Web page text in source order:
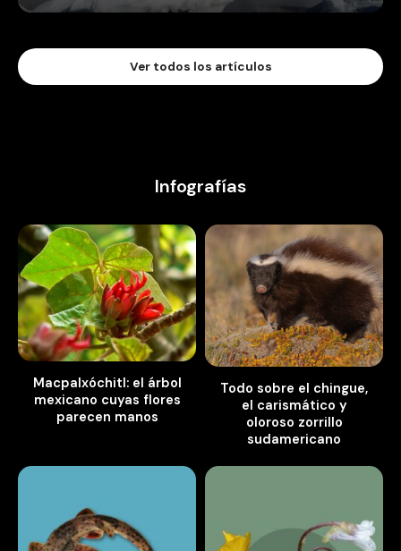
Ver todos los artículos
Infografías
Macpalxóchitl: el árbol
mexicano cuyas flores
parecen manos
Todo sobre el chingue,
el carismático y
oloroso zorrillo
sudamericano